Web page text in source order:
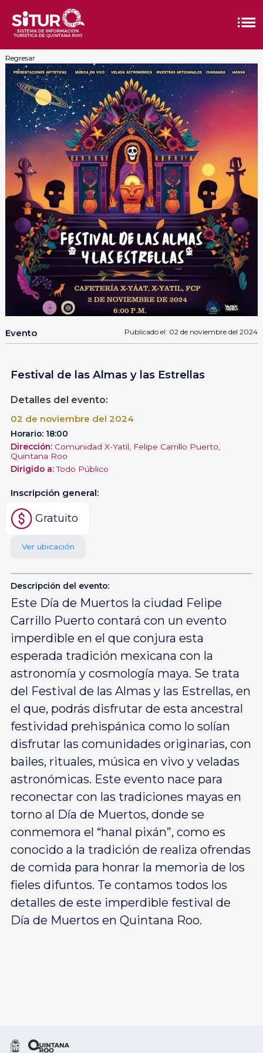
Regresar
Evento Publicado el: 02 de noviembre del 2024
Festival de las Almas y las Estrellas
Detalles del evento:
02 de noviembre del 2024
Horario: 18:00
Dirección: Comunidad X-Yatil, Felipe Carrillo Puerto,
Quintana Roo
Dirigido a:Todo Público
Inscripción general:
Gratuito
Ver ubicación
Descripción del evento:
Este Día de Muertos la ciudad Felipe
Carrillo Puerto contará con un evento
imperdible en el que conjura esta
esperada tradición mexicana con la
astronomía y cosmología maya. Se trata
del Festival de las Almas y las Estrellas, en
el que, podrás disfrutar de esta ancestral
festividad prehispánica como lo solían
disfrutar las comunidades originarias, con
bailes, rituales, música en vivo y veladas
astronómicas. Este evento nace para
reconectar con las tradiciones mayas en
torno al Día de Muertos, donde se
conmemora el “hanal pixán”, como es
conocido a la tradición de realiza ofrendas
de comida para honrar la memoria de los
fieles difuntos. Te contamos todos los
detalles de este imperdible festival de
Día de Muertos en Quintana Roo.